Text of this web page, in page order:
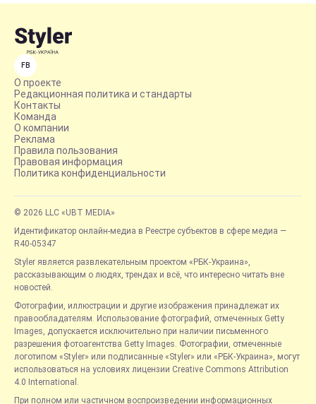
FB
О проекте
Редакционная политика и стандарты
Контакты
Команда
О компании
Реклама
Правила пользования
Правовая информация
Политика конфиденциальности
© 2026 LLC «UBT MEDIA»
Идентификатор онлайн-медиа в Реестре субъектов в сфере медиа —
R40-05347
Styler является развлекательным проектом «РБК-Украина»,
рассказывающим о людях, трендах и всё, что интересно читать вне
новостей.
Фотографии, иллюстрации и другие изображения принадлежат их
правообладателям. Использование фотографий, отмеченных Getty
Images, допускается исключительно при наличии письменного
разрешения фотоагентства Getty Images. Фотографии, отмеченные
логотипом «Styler» или подписанные «Styler» или «РБК-Украина», могут
использоваться на условиях лицензии Creative Commons Attribution
4.0 International.
При полном или частичном воспроизведении информационных